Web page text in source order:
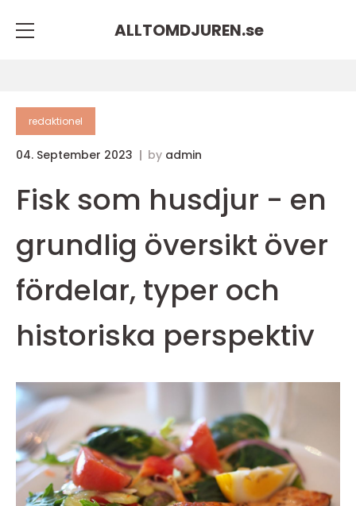
ALLTOMDJUREN.se
redaktionel
04. September 2023 by admin
Fisk som husdjur - en
grundlig översikt över
fördelar, typer och
historiska perspektiv